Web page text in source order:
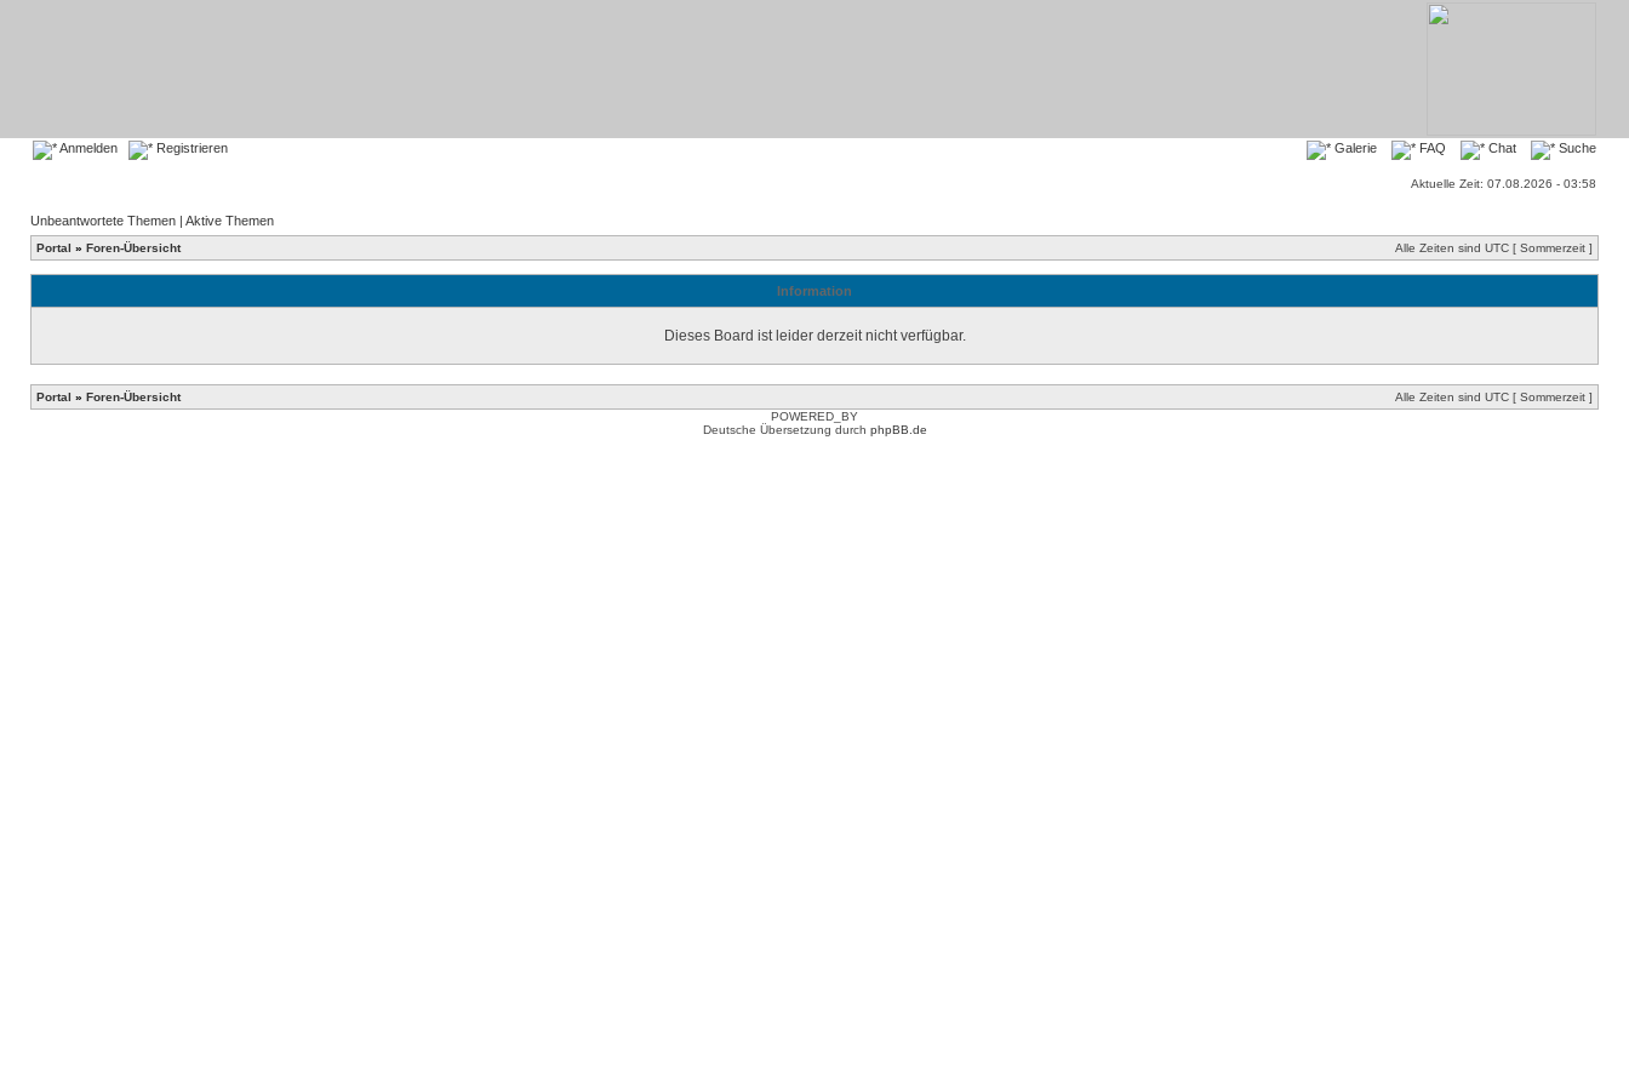
Anmelden Registrieren Galerie FAQ Chat Suche
Aktuelle Zeit: 07.08.2026 - 03:58
Unbeantwortete Themen | Aktive Themen
Portal » Foren-Übersicht Alle Zeiten sind UTC [ Sommerzeit ]
Information
Dieses Board ist leider derzeit nicht verfügbar.
Portal » Foren-Übersicht
Alle Zeiten sind UTC [ Sommerzeit ]
POWERED_BY
Deutsche Übersetzung durch phpBB.de